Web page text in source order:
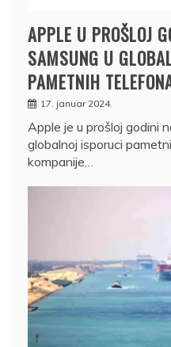
APPLE U PROŠLOJ
SAMSUNG U
PAMETNIH
17. januar 2024.
Apple je u prošloj godini
globalnoj isporuci
kompanije…